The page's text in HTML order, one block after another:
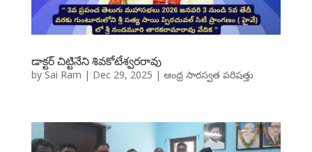
డాక్టర్ చిట్టినేని శివకోటేశ్వరరావు
bySai Ram | Dec 29, 2025 | ఆంధ్ర సారస్వత పరిషత్తు